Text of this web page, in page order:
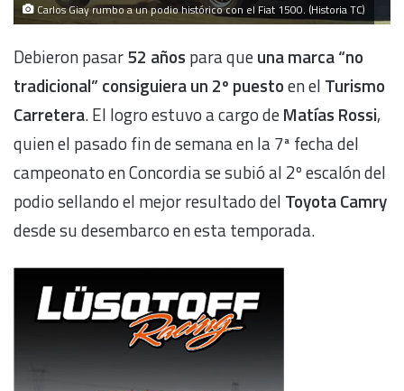
Carlos Giay rumbo a un podio histórico con el Fiat 1500. (Historia TC)
Debieron pasar52 años para queuna marca “no
tradicional” consiguiera un 2º puestoen el Turismo
Carretera. El logro estuvo a cargo deMatías Rossi,
quien el pasado fin de semana en la 7ª fecha del
campeonato en Concordia se subió al 2º escalón del
podio sellando el mejor resultado del Toyota Camry
desde su desembarco en esta temporada.